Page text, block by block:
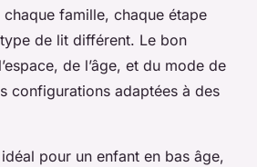
famille, chaque étape
de lit différent. Le bon
de l’âge, et du mode de
configurations adaptées à des
pour un enfant en bas âge,